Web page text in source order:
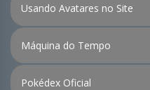
Usando Avatares no Site
Máquina do Tempo
Pokédex Oficial